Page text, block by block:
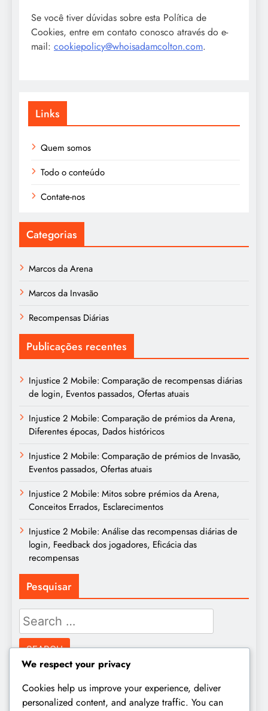
Se você tiver dúvidas sobre esta Política de
Cookies, entre em contato conosco através do e-
mail: cookiepolicy@whoisadamcolton.com.
Links
Quem somos
Todo o conteúdo
Contate-nos
Categorias
Marcos da Arena
Marcos da Invasão
Recompensas Diárias
Publicações recentes
Injustice 2 Mobile: Comparação de recompensas diárias
de login, Eventos passados, Ofertas atuais
Injustice 2 Mobile: Comparação de prémios da Arena,
Diferentes épocas, Dados históricos
Injustice 2 Mobile: Comparação de prémios de Invasão,
Eventos passados, Ofertas atuais
Injustice 2 Mobile: Mitos sobre prémios da Arena,
Conceitos Errados, Esclarecimentos
Injustice 2 Mobile: Análise das recompensas diárias de
login, Feedback dos jogadores, Eficácia das
recompensas
Pesquisar
Search
for:
Arquivo
We respect your privacy
Cookies help us improve your experience, deliver
personalized content, and analyze traffic. You can